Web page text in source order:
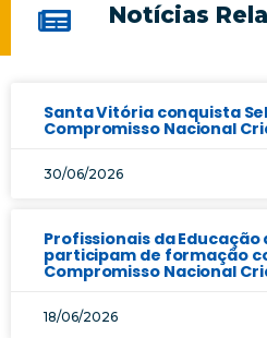
Notícias
Santa Vitória conquista
Compromisso Nacional
30/06/2026
Profissionais da
participam de formação
Compromisso Nacional
18/06/2026